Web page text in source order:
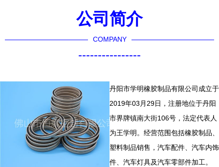
公司简介
COMPANY
----------------
丹阳市学明橡胶制品有限公司成立于
2019年03月29日，注册地位于丹阳
市界牌镇南大街106号，法定代表人
为王学明。经营范围包括橡胶制品、
塑料制品销售，汽车配件、汽车内饰
件、汽车灯具及汽车零部件加工。